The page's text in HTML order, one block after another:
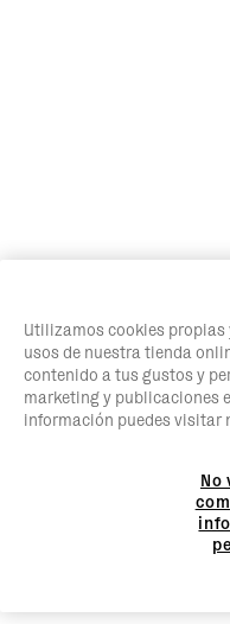
Utilizamos cookies propias
usos de nuestra tienda
contenido a tus gustos y
marketing y publicaciones
información puedes visitar
No